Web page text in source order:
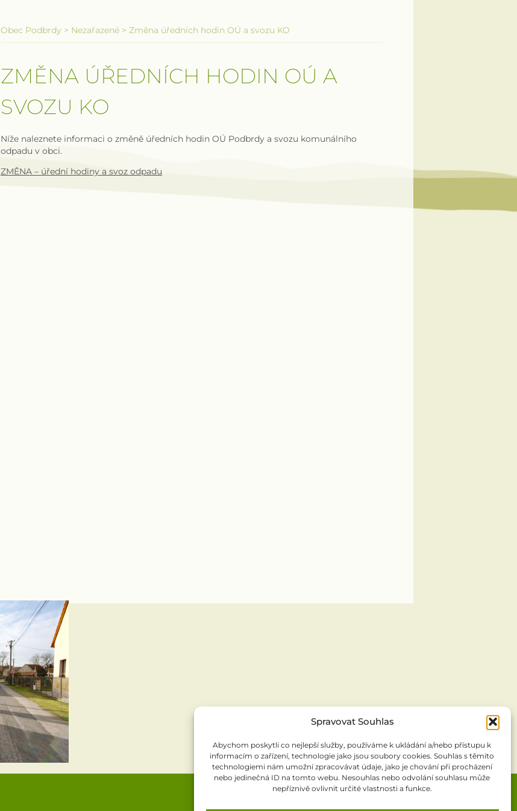
Spravovat Souhlas
Abychom poskytli co nejlepší služby, používáme k ukládání a/nebo přístupu k
informacím o zařízení, technologie jako jsou soubory cookies. Souhlas s těmito
technologiemi nám umožní zpracovávat údaje, jako je chování při procházení
nebo jedinečná ID na tomto webu. Nesouhlas nebo odvolání souhlasu může
nepříznivě ovlivnit určité vlastnosti a funkce.
Obec Podbrdy > Nezařazené > Změna úředních hodin OÚ a svozu KO
ZMĚNA ÚŘEDNÍCH HODIN OÚ A
SVOZU KO
Níže naleznete informaci o změně úředních hodin OÚ Podbrdy a svozu komunálního
odpadu v obci.
ZMĚNA – úřední hodiny a svoz odpadu